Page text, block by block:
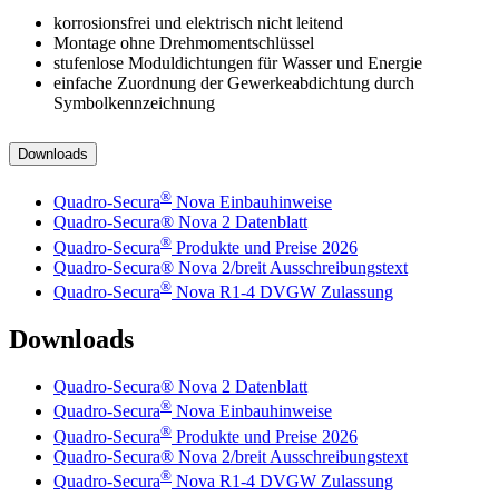
korrosionsfrei und elektrisch nicht leitend
Montage ohne Drehmomentschlüssel
stufenlose Moduldichtungen für Wasser und Energie
einfache Zuordnung der Gewerkeabdichtung durch
Symbolkennzeichnung
Downloads
Quadro-Secura® Nova Einbauhinweise
Quadro-Secura® Nova 2 Datenblatt
Quadro-Secura® Produkte und Preise 2026
Quadro-Secura® Nova 2/breit Ausschreibungstext
Quadro-Secura® Nova R1-4 DVGW Zulassung
Downloads
Quadro-Secura® Nova 2 Datenblatt
Quadro-Secura® Nova Einbauhinweise
Quadro-Secura® Produkte und Preise 2026
Quadro-Secura® Nova 2/breit Ausschreibungstext
Quadro-Secura® Nova R1-4 DVGW Zulassung